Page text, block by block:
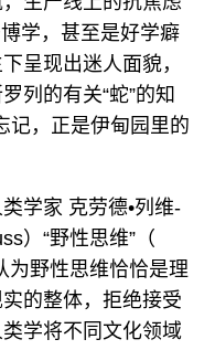
学，甚至是好学癖
呈现出迷人面貌，
列的有关“蛇”的知
记，正是伊甸园里的
学家 克劳德•列维-
）“野性思维”（
为野性思维恰恰是理
的整体，拒绝接受
学将不同文化领域